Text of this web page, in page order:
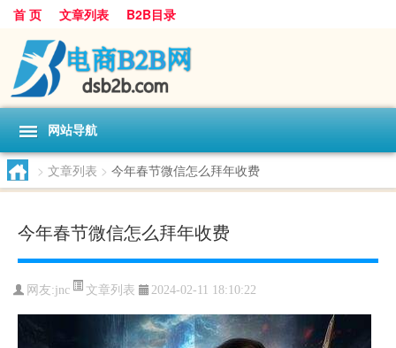
首 页 文章列表 B2B目录
网站导航
> 文章列表 > 今年春节微信怎么拜年收费
今年春节微信怎么拜年收费
网友:jnc 文章列表 2024-02-11 18:10:22